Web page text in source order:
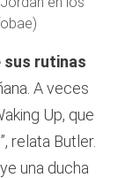
sus rutinas
A veces
Up, que
relata Butler.
una ducha